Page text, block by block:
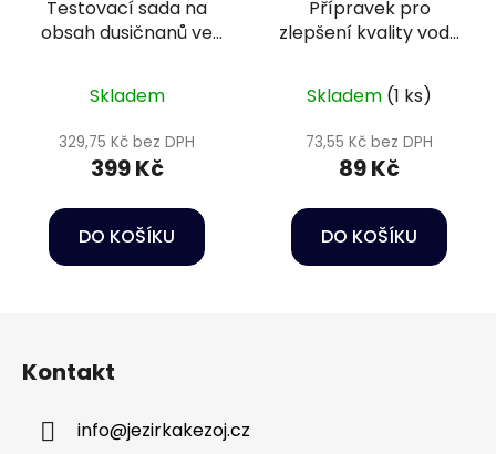
Testovací sada na
obsah dusičnanů ve
Skladem
329,75 Kč bez DPH
399 Kč
DO KOŠÍKU
Přípravek pro
zlepšení kvality vody
- Sera Aquatan 50 ml
Skladem (1 ks)
73,55 Kč bez DPH
89 Kč
DO KOŠÍKU
Kontakt
info@jezirkakezoj.cz